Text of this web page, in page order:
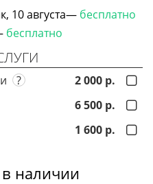
10 августа— бесплатно
бесплатно
?
2 000 р.
6 500 р.
1 600 р.
наличии